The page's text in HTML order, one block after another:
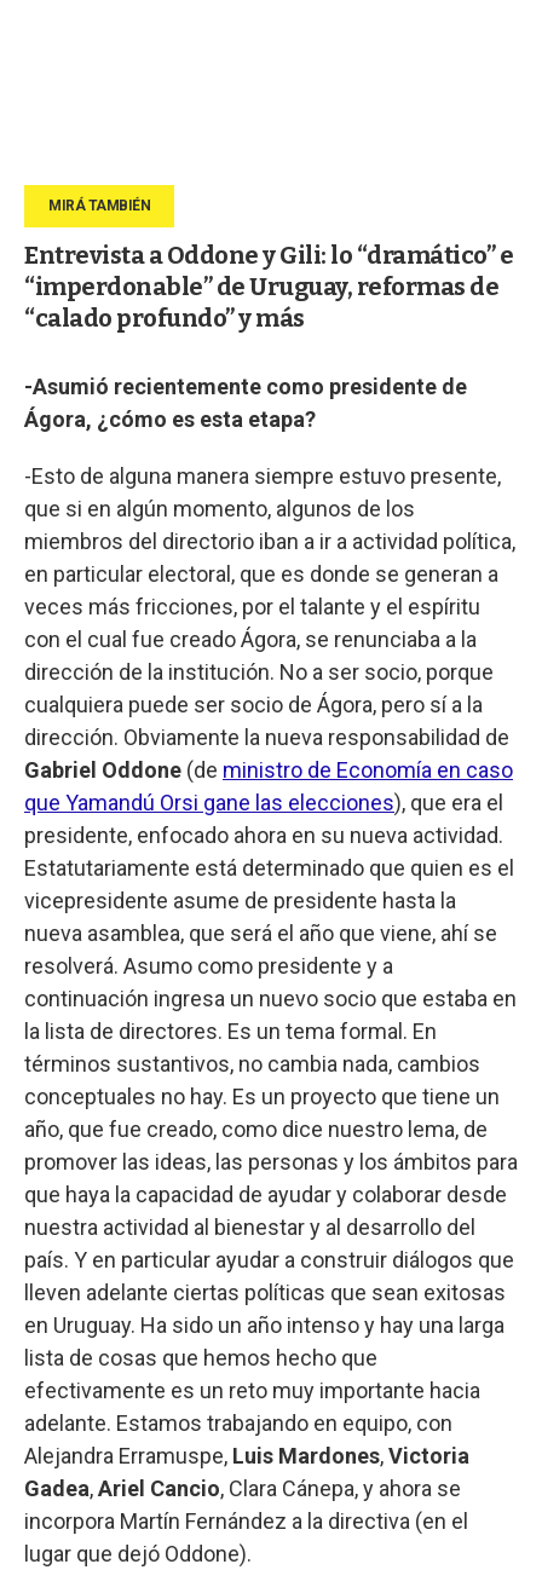
Entrevista a Oddone y Gili: lo “dramático” e
“imperdonable” de Uruguay, reformas de
“calado profundo” y más
-Asumió recientemente como presidente de
Ágora, ¿cómo es esta etapa?
-Esto de alguna manera siempre estuvo presente,
que si en algún momento, algunos de los
miembros del directorio iban a ir a actividad política,
en particular electoral, que es donde se generan a
veces más fricciones, por el talante y el espíritu
con el cual fue creado Ágora, se renunciaba a la
dirección de la institución. No a ser socio, porque
cualquiera puede ser socio de Ágora, pero sí a la
dirección. Obviamente la nueva responsabilidad de
Gabriel Oddone (de ministro de Economía en caso
que Yamandú Orsi gane las elecciones), que era el
presidente, enfocado ahora en su nueva actividad.
Estatutariamente está determinado que quien es el
vicepresidente asume de presidente hasta la
nueva asamblea, que será el año que viene, ahí se
resolverá. Asumo como presidente y a
continuación ingresa un nuevo socio que estaba en
la lista de directores. Es un tema formal. En
términos sustantivos, no cambia nada, cambios
conceptuales no hay. Es un proyecto que tiene un
año, que fue creado, como dice nuestro lema, de
promover las ideas, las personas y los ámbitos para
que haya la capacidad de ayudar y colaborar desde
nuestra actividad al bienestar y al desarrollo del
país. Y en particular ayudar a construir diálogos que
lleven adelante ciertas políticas que sean exitosas
en Uruguay. Ha sido un año intenso y hay una larga
lista de cosas que hemos hecho que
efectivamente es un reto muy importante hacia
adelante. Estamos trabajando en equipo, con
Alejandra Erramuspe, Luis Mardones,Victoria
Gadea,Ariel Cancio, Clara Cánepa, y ahora se
incorpora Martín Fernández a la directiva (en el
lugar que dejó Oddone).